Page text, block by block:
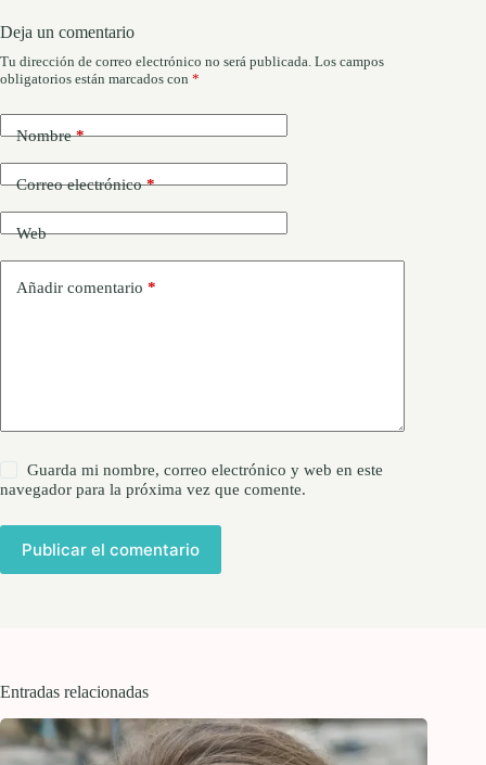
Deja un comentario
Tu dirección de correo electrónico no será publicada. Los campos
obligatorios están marcados con *
Nombre*
Correo electrónico*
Web
Añadir comentario *
Guarda mi nombre, correo electrónico y web en este
navegador para la próxima vez que comente.
Publicar el comentario
Entradas relacionadas